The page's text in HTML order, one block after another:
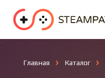
Спорт
Главная Каталог